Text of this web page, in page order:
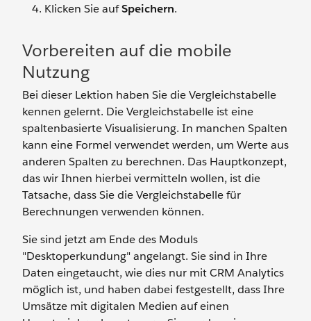
Klicken Sie aufSpeichern.
Vorbereiten auf die mobile
Nutzung
Bei dieser Lektion haben Sie die Vergleichstabelle
kennen gelernt. Die Vergleichstabelle ist eine
spaltenbasierte Visualisierung. In manchen Spalten
kann eine Formel verwendet werden, um Werte aus
anderen Spalten zu berechnen. Das Hauptkonzept,
das wir Ihnen hierbei vermitteln wollen, ist die
Tatsache, dass Sie die Vergleichstabelle für
Berechnungen verwenden können.
Sie sind jetzt am Ende des Moduls
"Desktoperkundung" angelangt. Sie sind in Ihre
Daten eingetaucht, wie dies nur mit CRM Analytics
möglich ist, und haben dabei festgestellt, dass Ihre
Umsätze mit digitalen Medien auf einen